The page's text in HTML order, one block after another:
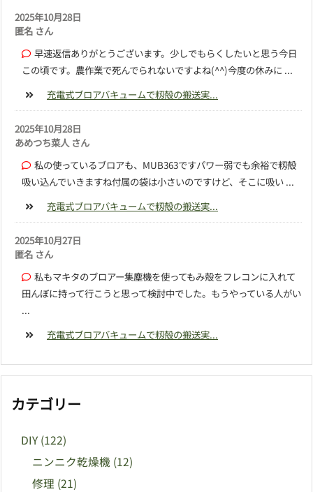
2025年10月28日
匿名 さん
早速返信ありがとうございます。少しでもらくしたいと思う今日
この頃です。農作業で死んでられないですよね(^^)今度の休みに ...
充電式ブロアバキュームで籾殻の搬送実...
2025年10月28日
あめつち菜人 さん
私の使っているブロアも、MUB363ですパワー弱でも余裕で籾殻
吸い込んでいきますね付属の袋は小さいのですけど、そこに吸い ...
充電式ブロアバキュームで籾殻の搬送実...
2025年10月27日
匿名 さん
私もマキタのブロアー集塵機を使ってもみ殻をフレコンに入れて
田んぼに持って行こうと思って検討中でした。もうやっている人がい
...
充電式ブロアバキュームで籾殻の搬送実...
カテゴリー
DIY (122)
ニンニク乾燥機 (12)
修理 (21)